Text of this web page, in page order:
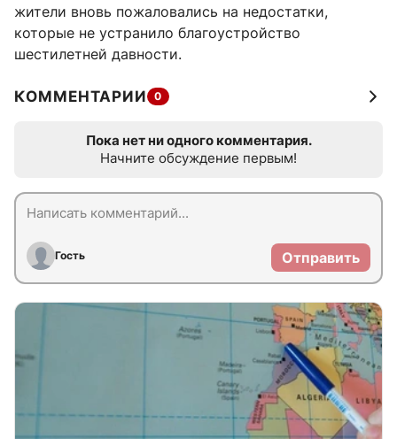
жители вновь пожаловались на недостатки,
которые не устранило благоустройство
шестилетней давности.
КОММЕНТАРИИ 0
Пока нет ни одного комментария.
Начните обсуждение первым!
Гость Отправить